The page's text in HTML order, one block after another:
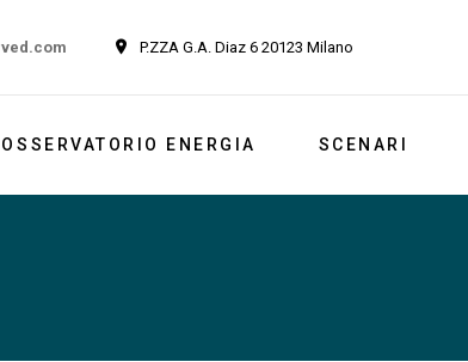
P.ZZA G.A. Diaz 6 20123 Milano
OSSERVATORIO ENERGIA SCENARI